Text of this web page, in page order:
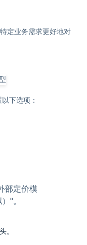
定业务需求更好地对
下选项：
部定价模
"。
。